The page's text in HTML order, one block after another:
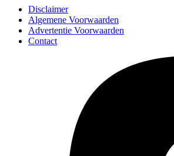
Disclaimer
Algemene Voorwaarden
Advertentie Voorwaarden
Contact